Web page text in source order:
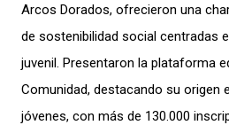
Arcos Dorados, ofrecieron una
de sostenibilidad social centradas
juvenil. Presentaron la plataforma
Comunidad, destacando su origen
jóvenes, con más de 130.000